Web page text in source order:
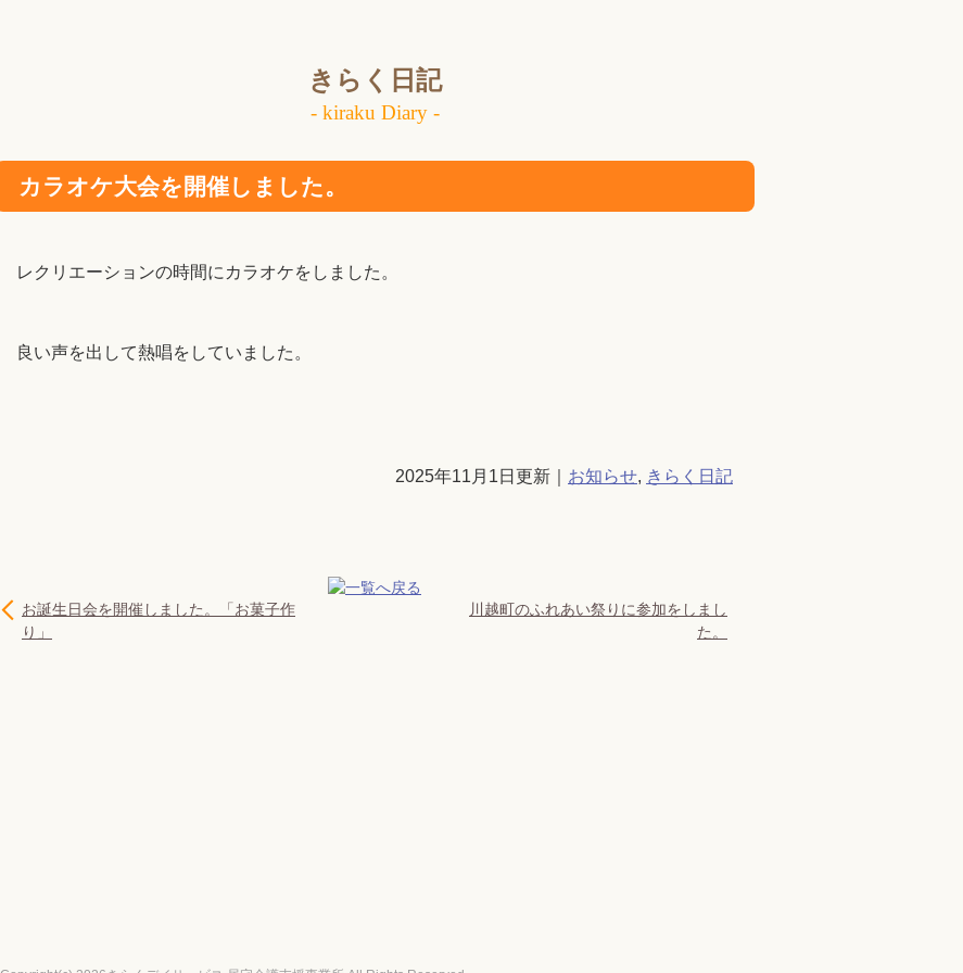
きらく日記
- kiraku Diary -
カラオケ大会を開催しました。
レクリエーションの時間にカラオケをしました。
良い声を出して熱唱をしていました。
2025年11月1日更新｜ お知らせ, きらく日記
お誕生日会を開催しました。「お菓子作
り」
川越町のふれあい祭りに参加をしまし
た。